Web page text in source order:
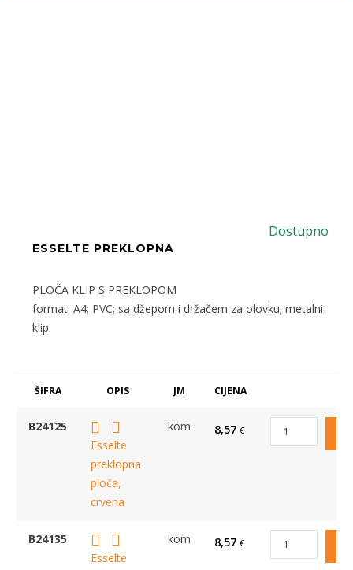
Dostupno
ESSELTE PREKLOPNA
PLOČA KLIP S PREKLOPOM
format: A4; PVC; sa džepom i držačem za olovku; metalni
klip
ŠIFRA OPIS JM CIJENA
B24125
Esselte
preklopna
ploča,
crvena
kom 8,57 €
B24135
Esselte
kom 8,57 €